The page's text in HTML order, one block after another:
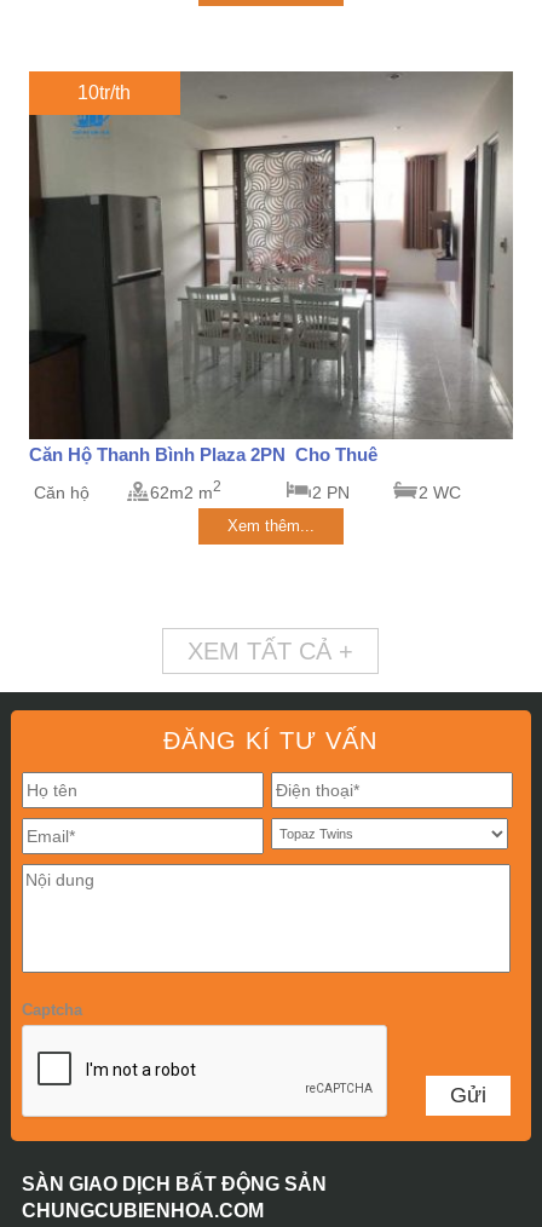
10tr/th
Căn Hộ Thanh Bình Plaza 2PN Cho Thuê
Căn hộ 62m2 m2 2 PN 2 WC
Xem thêm...
XEM TẤT CẢ +
ĐĂNG KÍ TƯ VẤN
Captcha
SÀN GIAO DỊCH BẤT ĐỘNG SẢN
CHUNGCUBIENHOA.COM